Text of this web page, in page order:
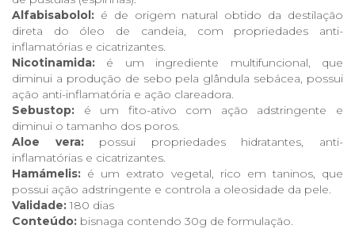
Alfabisabolol: é de origem natural obtido da destilação
direta do óleo de candeia, com propriedades anti-
inflamatórias e cicatrizantes.
Nicotinamida: é um ingrediente multifuncional, que
diminui a produção de sebo pela glândula sebácea, possui
ação anti-inflamatória e ação clareadora.
Sebustop: é um fito-ativo com ação adstringente e
diminui o tamanho dos poros.
Aloe vera:possui propriedades hidratantes, anti-
inflamatórias e cicatrizantes.
Hamámelis: é um extrato vegetal, rico em taninos, que
possui ação adstringente e controla a oleosidade da pele.
Validade:180 dias
Conteúdo: bisnaga contendo 30g de formulação.